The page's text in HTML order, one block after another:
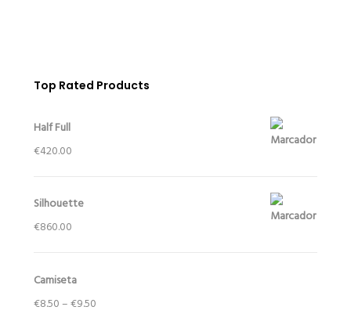
Top Rated Products
Half Full
€420.00
Silhouette
€860.00
Camiseta
€8.50 –€9.50